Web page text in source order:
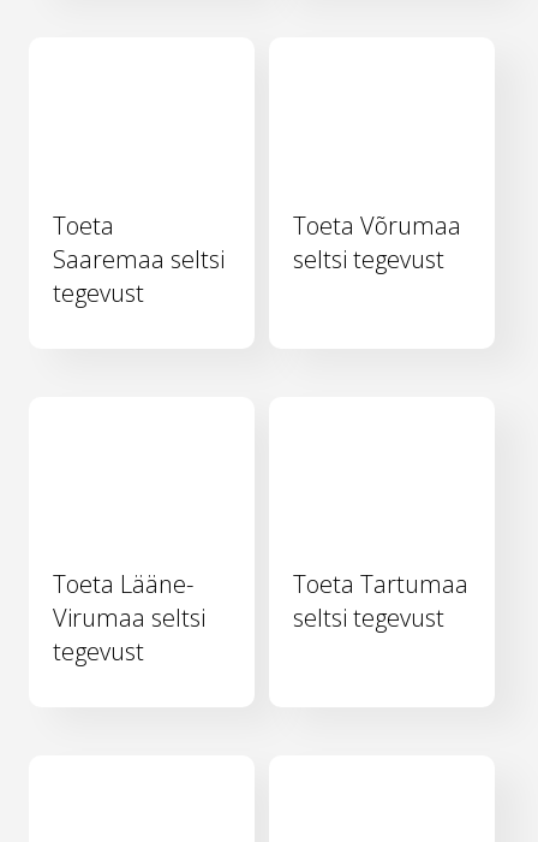
Toeta
Saaremaa seltsi
tegevust
Toeta Võrumaa
seltsi tegevust
Toeta Lääne-
Virumaa seltsi
tegevust
Toeta Tartumaa
seltsi tegevust